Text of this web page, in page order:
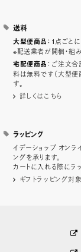
送料
大型便商品 ：1点ごと
※配送業者が開梱・組
宅配便商品 ：ご注文
料は無料です（大型便
す。
詳しくはこちら
ラッピング
イデーショップ オン
ングを承ります。
カートに入れる際にラ
ギフトラッピング対